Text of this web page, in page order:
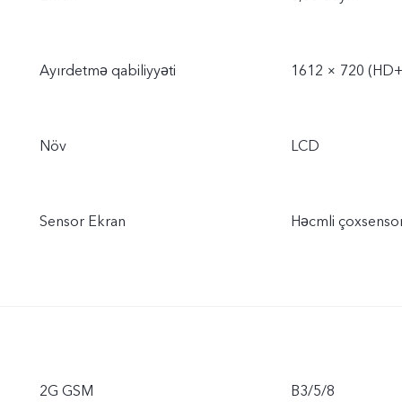
Ayırdetmə qabiliyyəti 1612 × 720
Növ LCD
Sensor Ekran Həcmli
2G GSM B3/5/8